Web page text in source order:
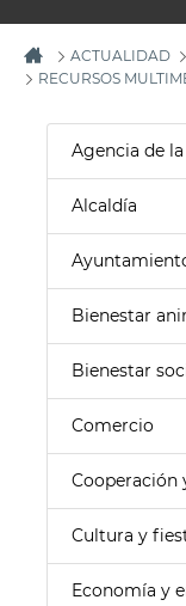
ACTUALIDAD
RECURSOS
Agencia de
Alcaldía
Bienestar
Bienestar
Comercio
Cooperación
Cultura y
Economía y